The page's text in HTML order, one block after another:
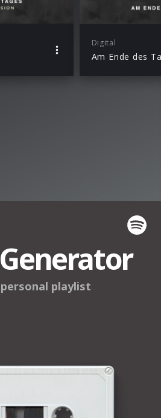
Digital